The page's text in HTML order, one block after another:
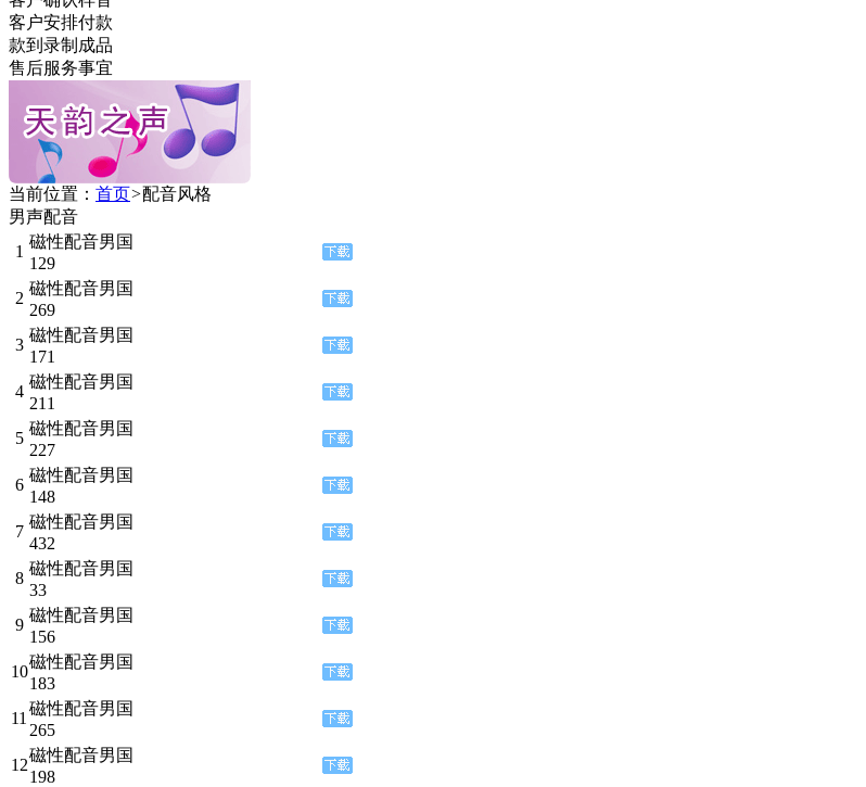
客户安排付款
款到录制成品
售后服务事宜
当前位置： 首页>配音风格
男声配音
1
磁性配音男国
129
2
磁性配音男国
269
3
磁性配音男国
171
4
磁性配音男国
211
5
磁性配音男国
227
6
磁性配音男国
148
7
磁性配音男国
432
8
磁性配音男国
33
9
磁性配音男国
156
10
磁性配音男国
183
11
磁性配音男国
265
12
磁性配音男国
198